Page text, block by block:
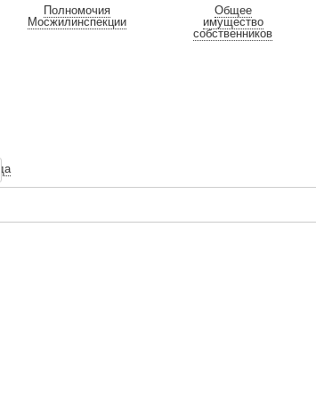
Полномочия
Мосжилинспекции
Общее
имущество
собственников